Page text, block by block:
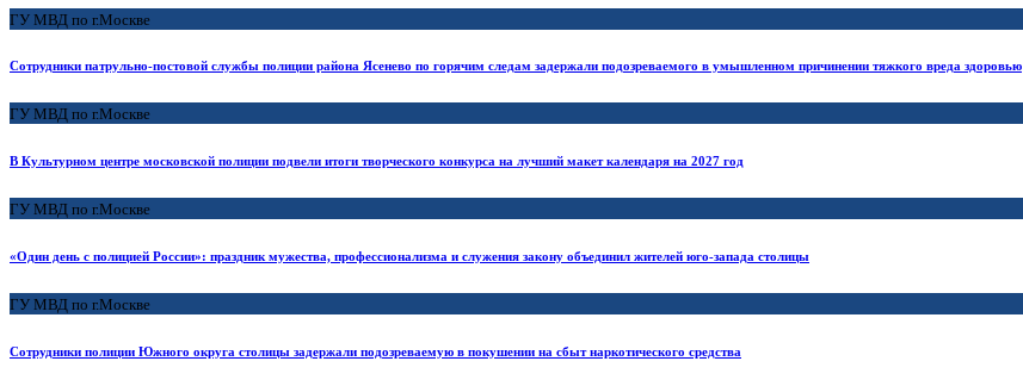
ГУ МВД по г.Москве
Сотрудники патрульно-постовой службы полиции района Ясенево по горячим следам задержали подозреваемого в умышленном причинении тяжкого вреда здоровью
ГУ МВД по г.Москве
В Культурном центре московской полиции подвели итоги творческого конкурса на лучший макет календаря на 2027 год
ГУ МВД по г.Москве
«Один день с полицией России»: праздник мужества, профессионализма и служения закону объединил жителей юго-запада столицы
ГУ МВД по г.Москве
Сотрудники полиции Южного округа столицы задержали подозреваемую в покушении на сбыт наркотического средства